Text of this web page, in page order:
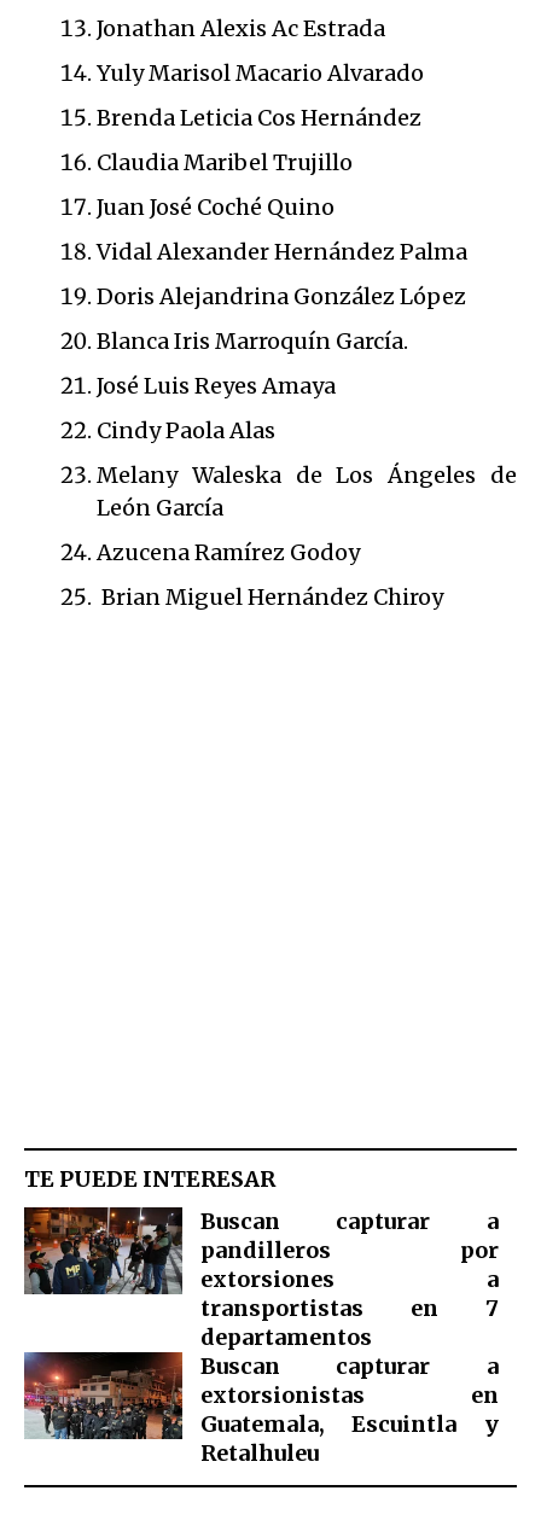
Jonathan Alexis Ac Estrada
Yuly Marisol Macario Alvarado
Brenda Leticia Cos Hernández
Claudia Maribel Trujillo
Juan José Coché Quino
Vidal Alexander Hernández Palma
Doris Alejandrina González López
Blanca Iris Marroquín García.
José Luis Reyes Amaya
Cindy Paola Alas
Melany Waleska de Los Ángeles de
León García
Azucena Ramírez Godoy
Brian Miguel Hernández Chiroy
TE PUEDE INTERESAR
Buscan capturar a
pandilleros por
extorsiones a
transportistas en 7
departamentos
Buscan capturar a
extorsionistas en
Guatemala, Escuintla y
Retalhuleu